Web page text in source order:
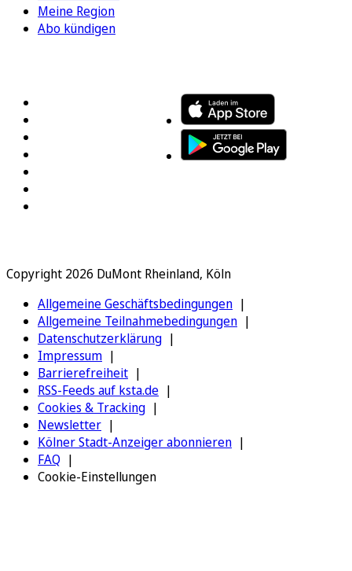
Meine Region
Abo kündigen
Copyright 2026 DuMont Rheinland, Köln
Allgemeine Geschäftsbedingungen
Allgemeine Teilnahmebedingungen
Datenschutzerklärung
Impressum
Barrierefreiheit
RSS-Feeds auf ksta.de
Cookies & Tracking
Newsletter
Kölner Stadt-Anzeiger abonnieren
FAQ
Cookie-Einstellungen